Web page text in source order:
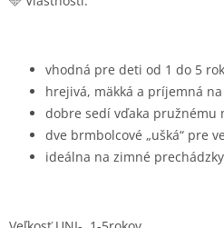
vhodná pre deti od 1 do 5
hrejivá, mäkká a príjemná
dobre sedí vďaka pružnému
dve brmbolcové „ušká“ pre
ideálna na zimné